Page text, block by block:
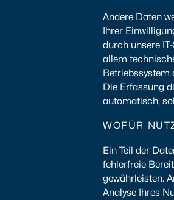
Andere Daten
Ihrer
durch unsere
allem
Betriebssystem
Die Erfassung
automatisch,
WOFÜR
Ein Teil der
fehlerfreie
gewährleisten.
Analyse Ihres